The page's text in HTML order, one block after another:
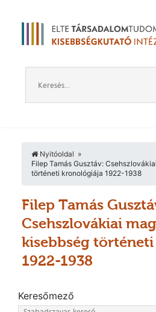
Nyitóoldal
Filep Tamás Gusztáv:
történeti kronológiája 1922-1938
Filep Tamás
Csehszlovákiai
kisebbség
1922-1938
Keresőmező